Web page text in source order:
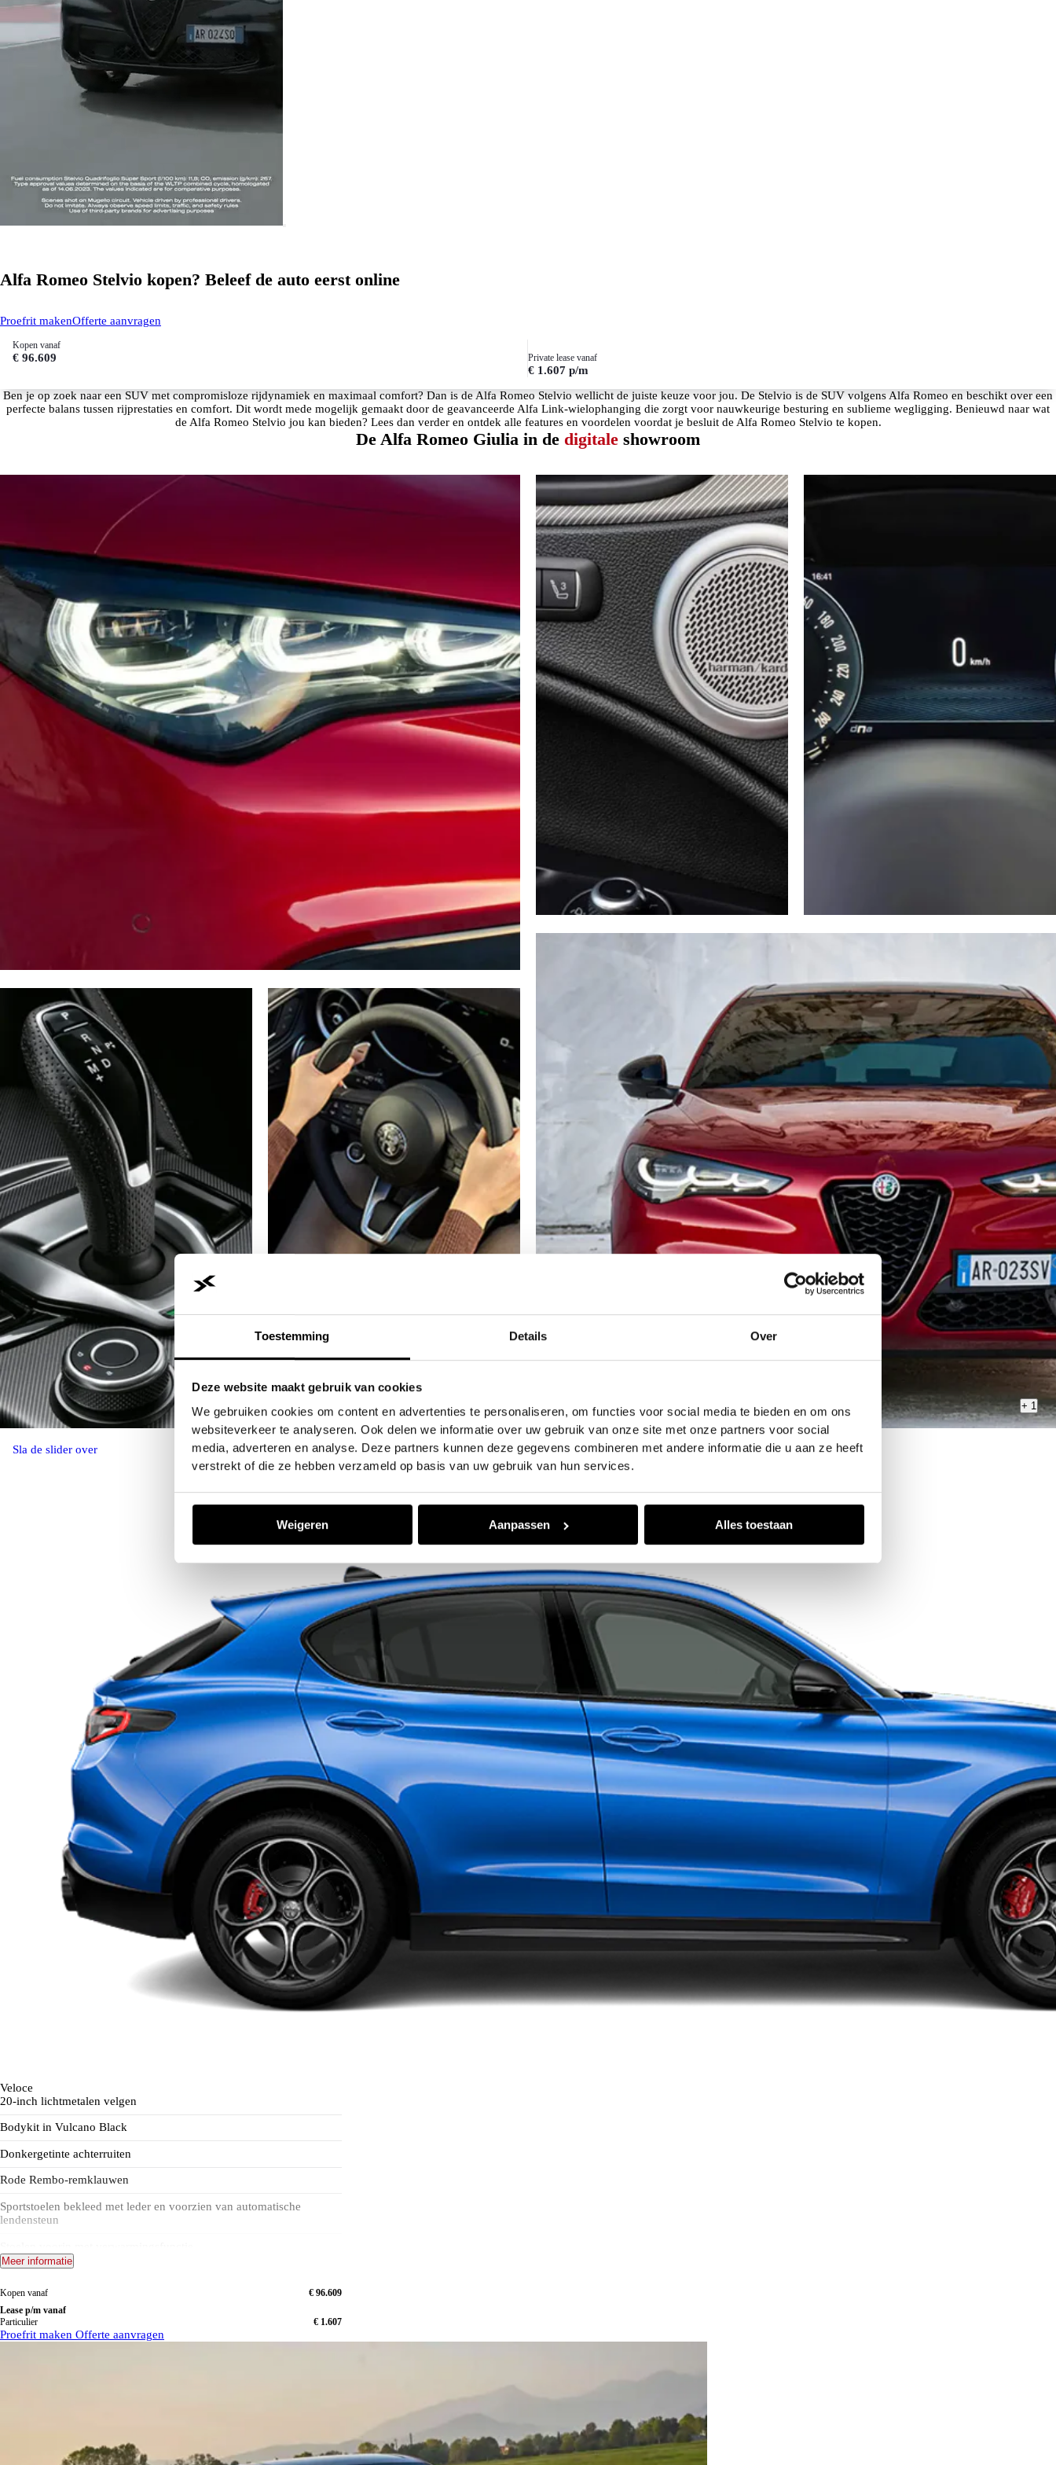
Toestemming Details Over
Deze website maakt gebruik van cookies
We gebruiken cookies om content en advertenties te personaliseren, om functies voor social media te bieden en om ons
websiteverkeer te analyseren. Ook delen we informatie over uw gebruik van onze site met onze partners voor social
media, adverteren en analyse. Deze partners kunnen deze gegevens combineren met andere informatie die u aan ze heeft
verstrekt of die ze hebben verzameld op basis van uw gebruik van hun services.
Weigeren Aanpassen Alles toestaan
Alfa Romeo Stelvio kopen? Beleef de auto eerst online
Proefrit makenOfferte aanvragen
Kopen vanaf
€ 96.609 Private lease vanaf
€ 1.607 p/m
Ben je op zoek naar een SUV met compromisloze rijdynamiek en maximaal comfort? Dan is de Alfa Romeo Stelvio wellicht de juiste keuze voor jou. De Stelvio is de SUV volgens Alfa Romeo en beschikt over een
perfecte balans tussen rijprestaties en comfort. Dit wordt mede mogelijk gemaakt door de geavanceerde Alfa Link-wielophanging die zorgt voor nauwkeurige besturing en sublieme wegligging. Benieuwd naar wat
de Alfa Romeo Stelvio jou kan bieden? Lees dan verder en ontdek alle features en voordelen voordat je besluit de Alfa Romeo Stelvio te kopen.
De Alfa Romeo Giulia in de digitale showroom
+ 1
Uitvoeringen & opties
Bekijk de verschillende uitvoeringen van de Alfa Romeo Stelvio
Sla de slider over
Veloce
20-inch lichtmetalen velgen
Bodykit in Vulcano Black
Donkergetinte achterruiten
Rode Rembo-remklauwen
Sportstoelen bekleed met leder en voorzien van automatische
lendensteun
Stoelen voorin 6-weg elektrisch verstelbaar
Met leder bekleed verwarmd stuurwiel met startknop
Gekimiteerd sperdifferentieel
Meer informatie
Kopen vanaf
€ 96.609
Lease p/m vanaf
Particulier
€ 1.607
Proefrit maken Offerte aanvragen